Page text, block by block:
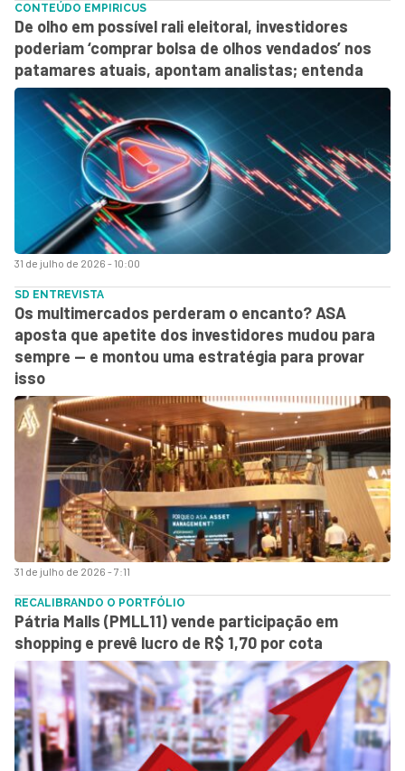
31 de julho de 2026 - 10:00
CONTEÚDO EMPIRICUS
De olho em possível rali eleitoral, investidores
poderiam ‘comprar bolsa de olhos vendados’ nos
patamares atuais, apontam analistas; entenda
31 de julho de 2026 - 7:11
SD ENTREVISTA
Os multimercados perderam o encanto? ASA
aposta que apetite dos investidores mudou para
sempre — e montou uma estratégia para provar
isso
RECALIBRANDO O PORTFÓLIO
Pátria Malls (PMLL11) vende participação em
shopping e prevê lucro de R$ 1,70 por cota